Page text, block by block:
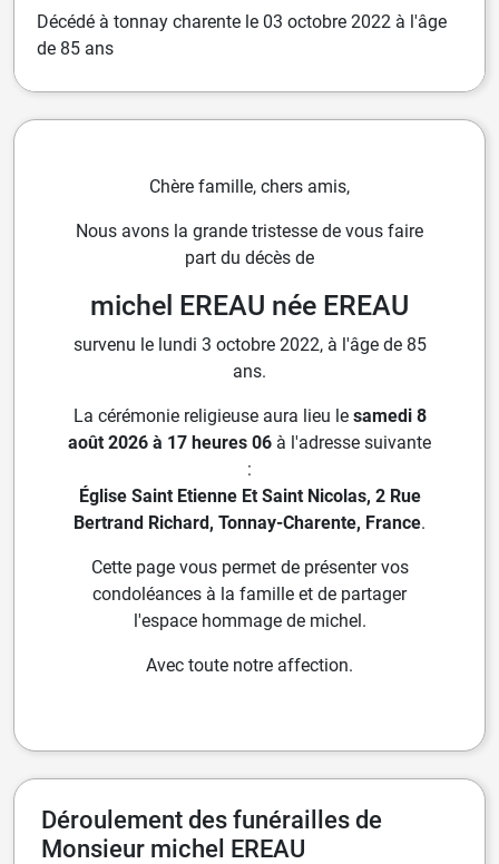
Décédé à tonnay charente le 03 octobre 2022 à l'âge
de 85 ans
Chère famille, chers amis,
Nous avons la grande tristesse de vous faire
part du décès de
michel EREAU née EREAU
survenu le lundi 3 octobre 2022, à l'âge de 85
ans.
La cérémonie religieuse aura lieu le samedi 8
août 2026 à 17 heures 06 à l'adresse suivante
:
Église Saint Etienne Et Saint Nicolas, 2 Rue
Bertrand Richard, Tonnay-Charente, France.
Cette page vous permet de présenter vos
condoléances à la famille et de partager
l'espace hommage de michel.
Avec toute notre affection.
Déroulement des funérailles de
Monsieur michel EREAU